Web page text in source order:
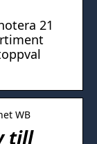
21
WB
till